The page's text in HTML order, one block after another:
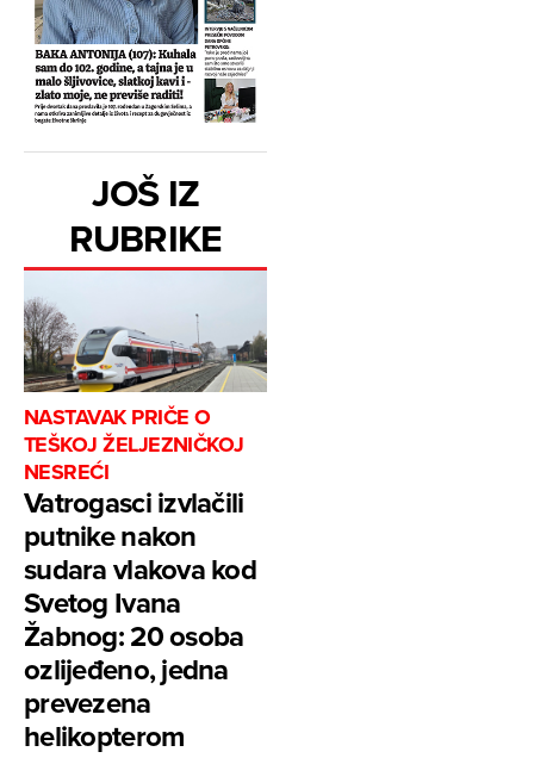
JOŠ IZ
RUBRIKE
NASTAVAK PRIČE O
TEŠKOJ ŽELJEZNIČKOJ
NESREĆI
Vatrogasci izvlačili
putnike nakon
sudara vlakova kod
Svetog Ivana
Žabnog: 20 osoba
ozlijeđeno, jedna
prevezena
helikopterom